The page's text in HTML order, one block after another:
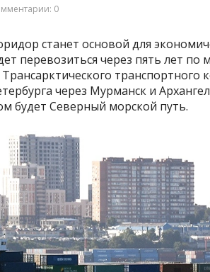
0
станет основой для
перевозиться через пять лет по
транспортного
через Мурманск и
будет Северный морской путь.